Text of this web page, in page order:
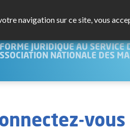
navigation sur ce site, vous
JURIDIQUE AU SERVICE
NATIONALE DES
vous